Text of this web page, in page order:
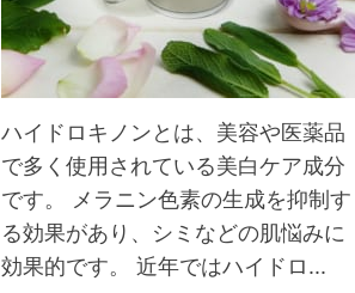
ハイドロキノンとは、美容や医薬品
で多く使用されている美白ケア成分
です。 メラニン色素の生成を抑制す
る効果があり、シミなどの肌悩みに
効果的です。 近年ではハイドロ...